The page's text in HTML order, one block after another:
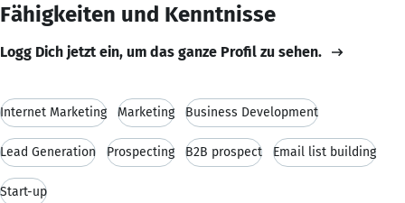
Fähigkeiten und Kenntnisse
Logg Dich jetzt ein, um das ganze Profil zu sehen.
Internet Marketing Marketing Business Development
Lead Generation Prospecting B2B prospect Email list building
Start-up